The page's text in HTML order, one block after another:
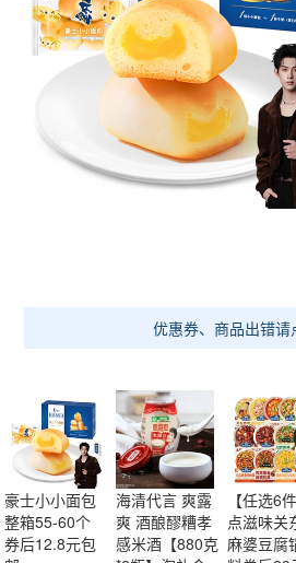
优惠券、商品出错请
豪士小小面包
整箱55-60个
券后12.8元包
海清代言 爽露
爽 酒酿醪糟孝
感米酒【880克
【任选6
点滋味关
麻婆豆腐